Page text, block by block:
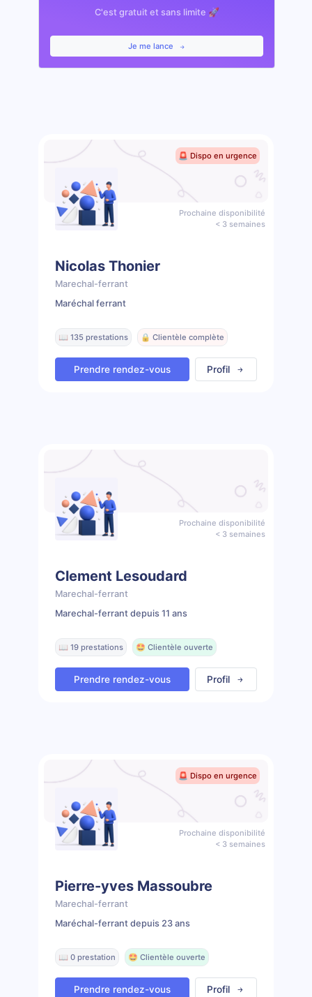
C'est gratuit et sans limite 🚀
Je me lance
🚨 Dispo en urgence
Prochaine disponibilité
< 3 semaines
Nicolas Thonier
Marechal-ferrant
Maréchal ferrant
📖 135 prestations 🔒 Clientèle complète
Prendre rendez-vous Profil
Prochaine disponibilité
< 3 semaines
Clement Lesoudard
Marechal-ferrant
Marechal-ferrant depuis 11 ans
📖 19 prestations 🤩 Clientèle ouverte
Prendre rendez-vous Profil
🚨 Dispo en urgence
Prochaine disponibilité
< 3 semaines
Pierre-yves Massoubre
Marechal-ferrant
Maréchal-ferrant depuis 23 ans
📖 0 prestation 🤩 Clientèle ouverte
Prendre rendez-vous Profil